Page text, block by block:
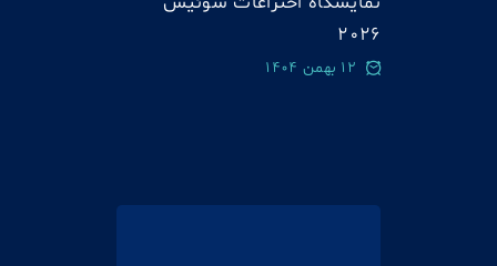
2026
12 بهمن 1404